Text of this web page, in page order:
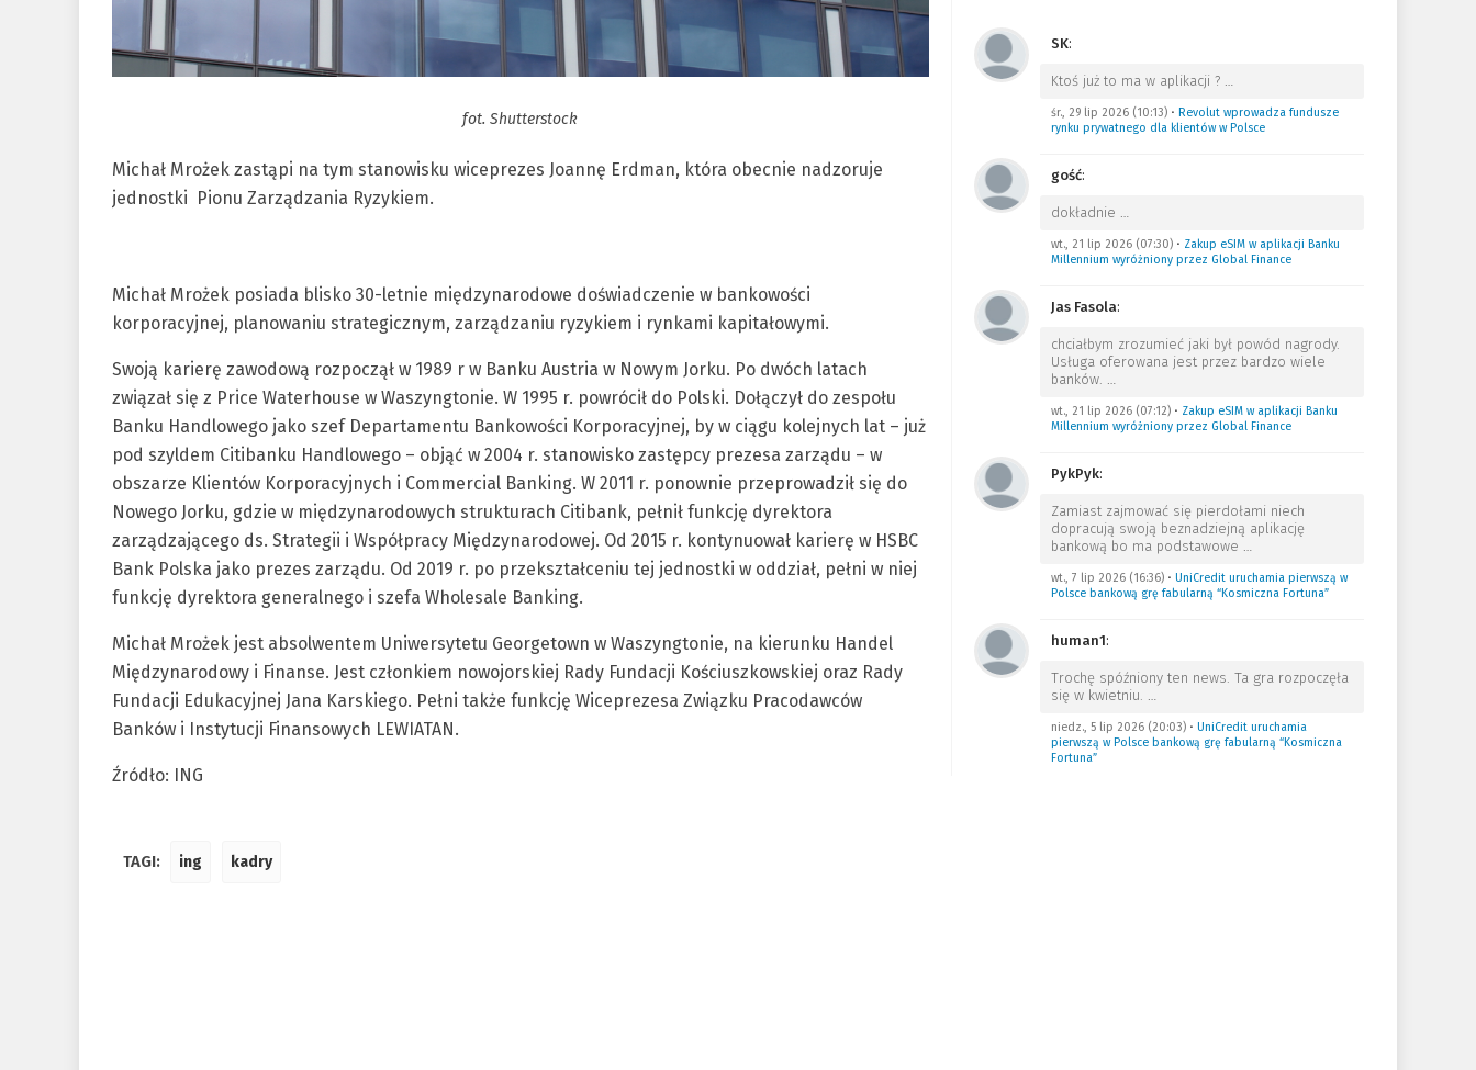
fot. Shutterstock
Michał Mrożek zastąpi na tym stanowisku wiceprezes Joannę Erdman, która obecnie nadzoruje
jednostki Pionu Zarządzania Ryzykiem.
Michał Mrożek posiada blisko 30-letnie międzynarodowe doświadczenie w bankowości
korporacyjnej, planowaniu strategicznym, zarządzaniu ryzykiem i rynkami kapitałowymi.
Swoją karierę zawodową rozpoczął w 1989 r w Banku Austria w Nowym Jorku. Po dwóch latach
związał się z Price Waterhouse w Waszyngtonie. W 1995 r. powrócił do Polski. Dołączył do zespołu
Banku Handlowego jako szef Departamentu Bankowości Korporacyjnej, by w ciągu kolejnych lat – już
pod szyldem Citibanku Handlowego – objąć w 2004 r. stanowisko zastępcy prezesa zarządu – w
obszarze Klientów Korporacyjnych i Commercial Banking. W 2011 r. ponownie przeprowadził się do
Nowego Jorku, gdzie w międzynarodowych strukturach Citibank, pełnił funkcję dyrektora
zarządzającego ds. Strategii i Współpracy Międzynarodowej. Od 2015 r. kontynuował karierę w HSBC
Bank Polska jako prezes zarządu. Od 2019 r. po przekształceniu tej jednostki w oddział, pełni w niej
funkcję dyrektora generalnego i szefa Wholesale Banking.
Michał Mrożek jest absolwentem Uniwersytetu Georgetown w Waszyngtonie, na kierunku Handel
Międzynarodowy i Finanse. Jest członkiem nowojorskiej Rady Fundacji Kościuszkowskiej oraz Rady
Fundacji Edukacyjnej Jana Karskiego. Pełni także funkcję Wiceprezesa Związku Pracodawców
Banków i Instytucji Finansowych LEWIATAN.
Źródło: ING
TAGI: ing kadry
SK:
Ktoś już to ma w aplikacji ? …
śr., 29 lip 2026 (10:13)• Revolut wprowadza fundusze
rynku prywatnego dla klientów w Polsce
gość:
dokładnie …
wt., 21 lip 2026 (07:30)• Zakup eSIM w aplikacji Banku
Millennium wyróżniony przez Global Finance
Jas Fasola:
chciałbym zrozumieć jaki był powód nagrody.
Usługa oferowana jest przez bardzo wiele
banków. …
wt., 21 lip 2026 (07:12)• Zakup eSIM w aplikacji Banku
Millennium wyróżniony przez Global Finance
PykPyk:
Zamiast zajmować się pierdołami niech
dopracują swoją beznadziejną aplikację
bankową bo ma podstawowe …
wt., 7 lip 2026 (16:36)• UniCredit uruchamia pierwszą w
Polsce bankową grę fabularną “Kosmiczna Fortuna”
human1:
Trochę spóźniony ten news. Ta gra rozpoczęła
się w kwietniu. …
niedz., 5 lip 2026 (20:03)• UniCredit uruchamia
pierwszą w Polsce bankową grę fabularną “Kosmiczna
Fortuna”